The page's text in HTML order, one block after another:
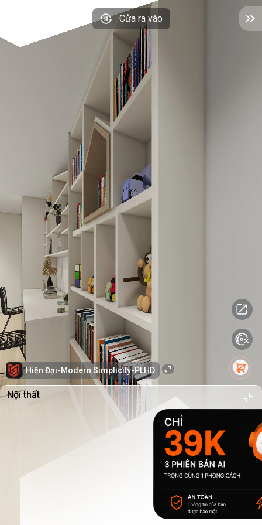
Cửa ra vào
Hiện Đại-Modern Simplicity-PLHD
Nội thất